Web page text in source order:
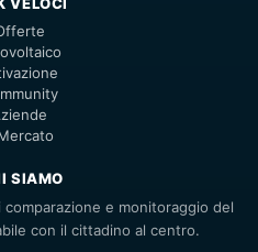
VELOCI
SIAMO
e monitoraggio del
con il cittadino al centro.